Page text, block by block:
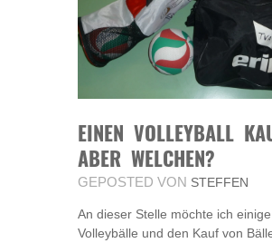
EINEN VOLLEYBALL
ABER WELCHEN?
GEPOSTED VON STEFFEN
An dieser Stelle möchte ich
Volleybälle und den Kauf von